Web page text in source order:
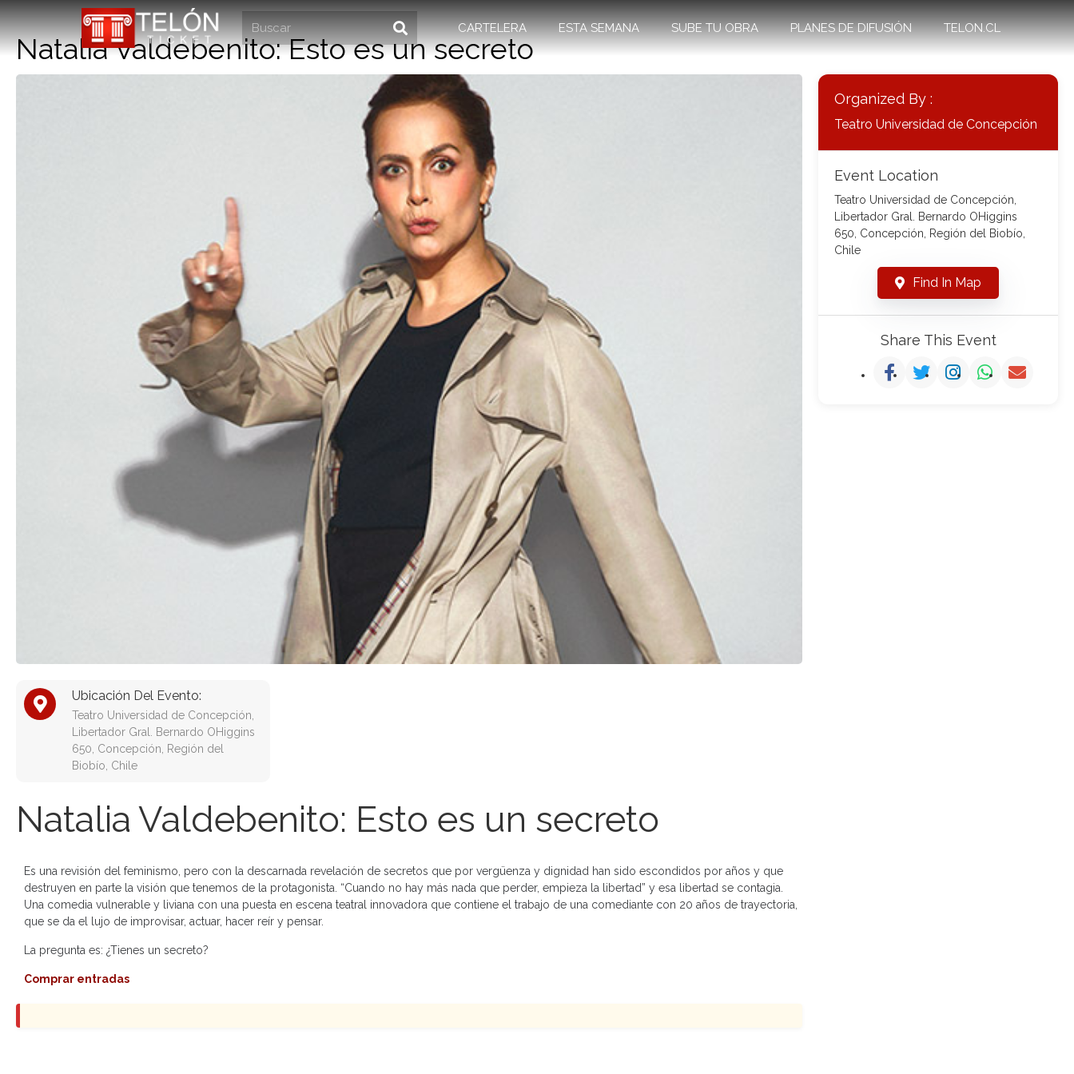
CARTELERA ESTA SEMANA SUBE TU OBRA PLANES DE DIFUSIÓN TELON.CL
Natalia Valdebenito: Esto es un secreto
Ubicación Del Evento:
Teatro Universidad de Concepción,
Libertador Gral. Bernardo OHiggins
650, Concepción, Región del
Biobío, Chile
Natalia Valdebenito: Esto es un secreto
Es una revisión del feminismo, pero con la descarnada revelación de secretos que por vergüenza y dignidad han sido escondidos por años y que
destruyen en parte la visión que tenemos de la protagonista. “Cuando no hay más nada que perder, empieza la libertad” y esa libertad se contagia.
Una comedia vulnerable y liviana con una puesta en escena teatral innovadora que contiene el trabajo de una comediante con 20 años de trayectoria,
que se da el lujo de improvisar, actuar, hacer reír y pensar.
La pregunta es: ¿Tienes un secreto?
Comprar entradas
Organized By :
Teatro Universidad de Concepción
Event Location
Teatro Universidad de Concepción,
Libertador Gral. Bernardo OHiggins
650, Concepción, Región del Biobío,
Chile
Find In Map
Share This Event